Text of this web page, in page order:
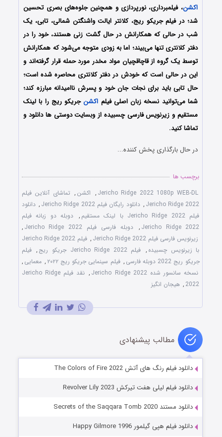
اکشن، فیلمبرداری، نورپردازی‌ و همچنین جلوه‌های بصری تحسین
شد؛ در فیلم جریکو ریج، کلانتر ایالت واشنگتن شمالی، تابی، یک
شب در حالی که همکارانش در حال گشت زنی هستند، خود را در
دفتر کلانتری تنها می‌بیند؛ اما به زودی متوجه می‌شود که همکارانش
توسط یک گروه از قاچاقچیان مواد مخدر مورد حمله قرار گرفته‌اند و
این در حالی است که خودش در دفتر کلانتری محاصره شده است؛
حال تابی باید برای نجات جان خود و پسرش ناامیدانه مبارزه کند؛
شما می‌توانید نسخه زبان اصلی فیلم اکشن جریکو ریجرا با ‌لینک
مستقیم و زیرنویس فارسی چسبیده از وبسایت دوستی ها دانلود و
تماشا کنید.
در حال بارگذاری پخش کننده...
برچسب ها
Jericho Ridge 2022 1080p WEB-DL
, اکشن , تماشای آنلاین فیلم
Jericho Ridge 2022
, دانلود رایگان فیلم Jericho Ridge 2022 , دانلود
فیلم Jericho Ridge 2022 با لینک مستقیم
, دوبله دو زبانه فیلم
Jericho Ridge 2022
, دوبله فارسی فیلم Jericho Ridge 2022
,
زیرنویس فارسی فیلم Jericho Ridge 2022
,
فیلم Jericho Ridge 2022
با زیرنویس چسبیده , فیلم Jericho Ridge 2022 جریکو ریج , فیلم
جریکو ریج 2022 دوبله فارسی
, فیلم سینمایی جریکو ریج ۲۰۲۲ , معمایی ,
نسخه سانسور شده Jericho Ridge 2022
,
نقد فیلم Jericho Ridge
2022
, هیجان انگیز
مطالب پیشنهادی
دانلود فیلم رنگ های آتش The Colors of Fire 2022
دانلود فیلم لیلی هفت تیرکش Revolver Lily 2023
دانلود مستند Secrets of the Saqqara Tomb 2020
دانلود فیلم هپی گیلمور Happy Gilmore 1996